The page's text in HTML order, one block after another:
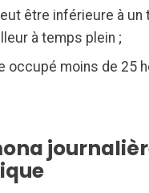
être inférieure à un
à temps plein ;
occupé moins de 25